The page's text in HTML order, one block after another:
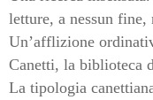
letture, a nessun
Un’afflizione
Canetti, la biblioteca
La tipologia